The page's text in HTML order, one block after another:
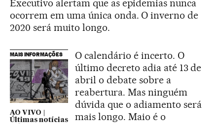
Executivo alertam que as epidemias nunca
ocorrem em uma única onda. O inverno de
2020 será muito longo.
MAIS INFORMAÇÕES
AO VIVO |
Últimas notícias
O calendário é incerto. O
último decreto adia até 13 de
abril o debate sobre a
reabertura. Mas ninguém
dúvida que o adiamento será
mais longo. Maio é o